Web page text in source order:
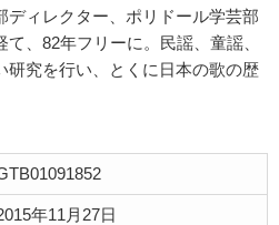
ディレクター、ポリドール学芸部
、82年フリーに。民謡、童謡、
研究を行い、とくに日本の歌の歴
年11月27日